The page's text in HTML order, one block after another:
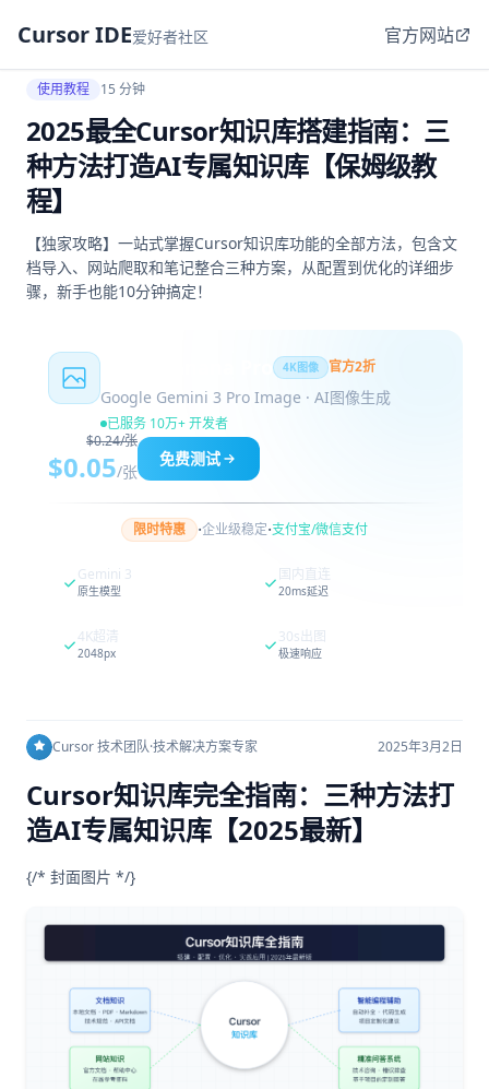
Cursor IDE爱好者社区 官方网站
使用教程 15 分钟
2025最全Cursor知识库搭建指南：三
种方法打造AI专属知识库【保姆级教
程】
【独家攻略】一站式掌握Cursor知识库功能的全部方法，包含文
档导入、网站爬取和笔记整合三种方案，从配置到优化的详细步
骤，新手也能10分钟搞定！
4K图像 官方2折
Google Gemini 3 Pro Image · AI图像生成
已服务 10万+ 开发者
$0.24/张
$0.05/张
免费测试
限时特惠 ·企业级稳定·支付宝/微信支付
Gemini 3
原生模型
国内直连
20ms延迟
4K超清
2048px
30s出图
极速响应
Cursor 技术团队·技术解决方案专家 2025年3月2日
Cursor知识库完全指南：三种方法打
造AI专属知识库【2025最新】
{/* 封面图片 */}